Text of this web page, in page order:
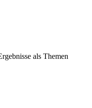
als Themen